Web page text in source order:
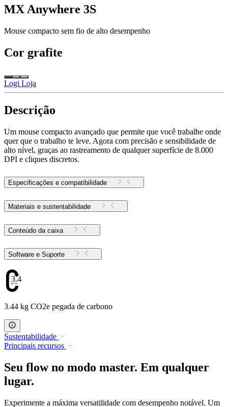
MX Anywhere 3S
Mouse compacto sem fio de alto desempenho
Cor grafite
Logi Loja
Descrição
Um mouse compacto avançado que permite que você trabalhe onde
quer que o trabalho te leve. Agora com precisão e sensibilidade de
alto nível, graças ao rastreamento de qualquer superfície de 8.000
DPI e cliques discretos.
Especificações e compatibilidade
Materiais e sustentabilidade
Conteúdo da caixa
Software e Suporte
3.44
3.44 kg CO2e pegada de carbono
Sustentabilidade
Principais recursos
Seu flow no modo master. Em qualquer
lugar.
Experimente a máxima versatilidade com desempenho notável. Um